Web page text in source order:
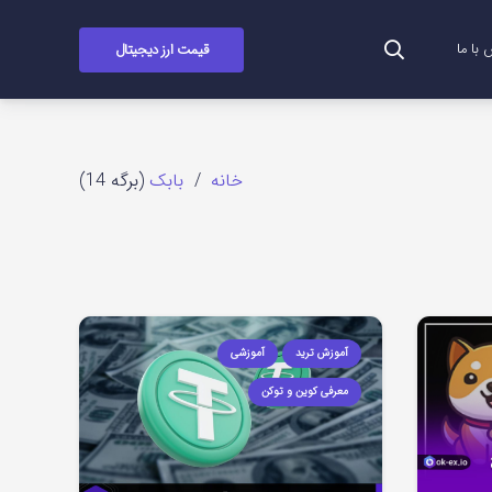
با ما قیمت ارز دیجیتال
خانه / بابک (برگه 14)
آموزش ترید آموزشی
معرفی کوین و توکن